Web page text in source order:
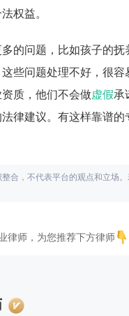
权益。
的问题，比如孩子的
些问题处理不好，很
质，他们不会做虚假承
律建议。有这样靠谱
合，不代表平台的观点和立场
律师，为您推荐下方律师